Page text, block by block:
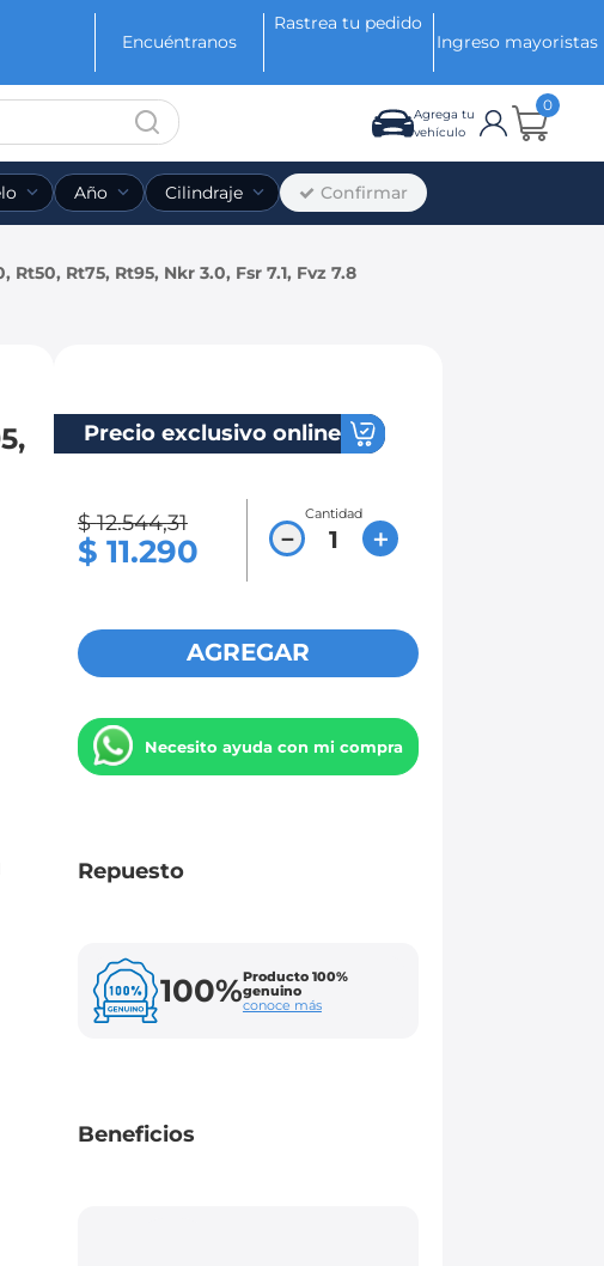
Encuéntranos
Rastrea tu pedido
Ingreso mayoristas
Agrega tu
vehículo
0
Año Cilindraje Confirmar
Rt75, Rt95, Nkr 3.0, Fsr 7.1, Fvz 7.8
Precio exclusivo online
$ 12.544,31
$ 11.290
Cantidad
＋
－
AGREGAR
Necesito ayuda con mi compra
Repuesto
100%Producto 100%
genuino
conoce más
Beneficios